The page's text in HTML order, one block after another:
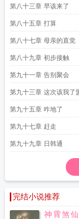
第八十三章 早该来了
第八十五章 打算
第八十七章 母亲的直觉
第八十九章 初步接触
第九十一章 告别聚会
第九十三章 这次该我了
落加更
第九十五章 咋地了
第九十七章 赶走
第九十九章 日韩通
完结小说推荐
神霄煞仙